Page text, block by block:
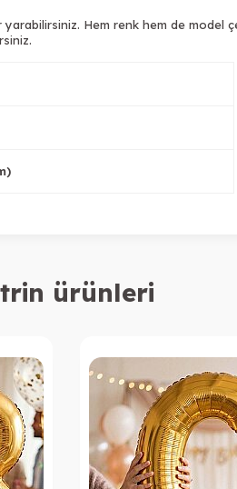
Hem renk hem de model
ürünleri